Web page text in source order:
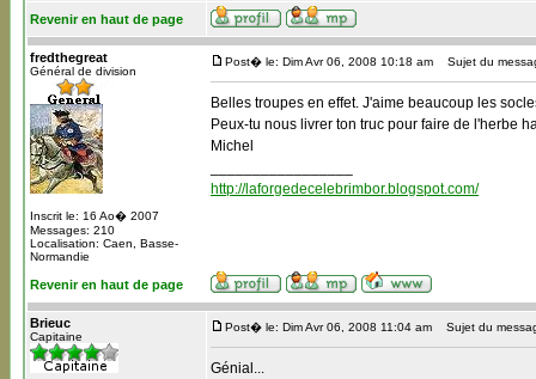
Revenir en haut de page
fredthegreat
Général de division
Inscrit le: 16 Ao� 2007
Messages: 210
Localisation: Caen, Basse-
Normandie
Post� le: Dim Avr 06, 2008 10:18 am Sujet du
Belles troupes en effet. J'aime beaucoup les
Peux-tu nous livrer ton truc pour faire de l'herbe
Michel
http://laforgedecelebrimbor.blogspot.com/
Revenir en haut de page
Brieuc
Capitaine
Post� le: Dim Avr 06, 2008 11:04 am Sujet du
Génial...